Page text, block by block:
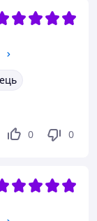
0 0